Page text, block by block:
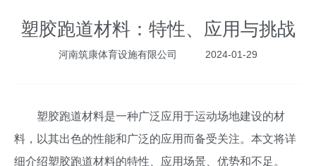
塑胶跑道材料：特性、应用与挑战
河南筑康体育设施有限公司 2024-01-29
塑胶跑道材料是一种广泛应用于运动场地建设的材
料，以其出色的性能和广泛的应用而备受关注。本文将详
细介绍塑胶跑道材料的特性、应用场景、优势和不足。